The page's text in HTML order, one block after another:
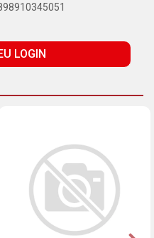
LOGIN